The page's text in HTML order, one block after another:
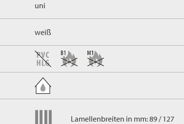
uni
weiß
Lamellenbreiten in mm: 89 / 127